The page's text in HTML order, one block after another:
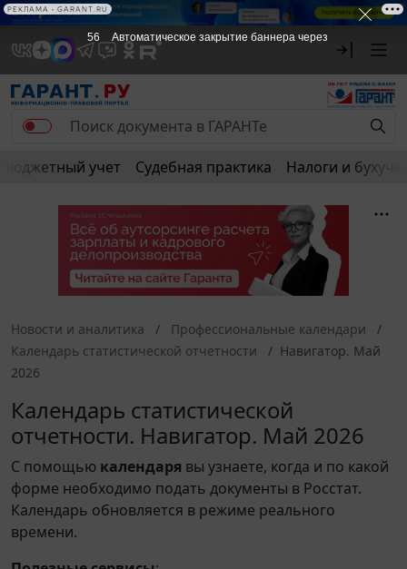
РЕКЛАМА
Бюджетный учет Судебная практика Налоги и
Новости и аналитика
Профессиональные календари
Календарь статистической отчетности
Навигатор. Май
2026
Календарь статистической
отчетности. Навигатор. Май 2026
С помощью календаря вы узнаете, когда и по какой
форме необходимо подать документы в Росстат.
Календарь обновляется в режиме реального
времени.
56 Автоматическое закрытие баннера через
РЕКЛАМА • GARANT.RU